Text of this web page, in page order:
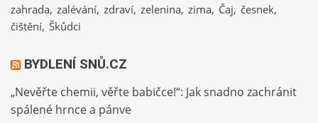
zahrada zalévání zdraví zelenina zima Čaj česnek
čištění Škůdci
BYDLENÍ SNŮ.CZ
„Nevěřte chemii, věřte babičce!“: Jak snadno zachránit
spálené hrnce a pánve